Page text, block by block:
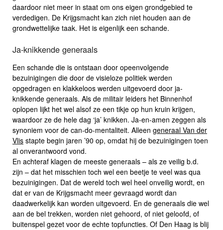
daardoor niet meer in staat om ons eigen grondgebied te
verdedigen. De Krijgsmacht kan zich niet houden aan de
grondwettelijke taak. Het is eigenlijk een schande.
Ja-knikkende generaals
Een schande die is ontstaan door opeenvolgende
bezuinigingen die door de visieloze politiek werden
opgedragen en klakkeloos werden uitgevoerd door ja-
knikkende generaals. Als de militair leiders het Binnenhof
oplopen lijkt het wel alsof ze een tikje op hun kruin krijgen,
waardoor ze de hele dag ‘ja’ knikken. Ja-en-amen zeggen als
synoniem voor de can-do-mentaliteit. Alleen generaal Van der
Vlis stapte begin jaren ’90 op, omdat hij de bezuinigingen toen
al onverantwoord vond.
En achteraf klagen de meeste generaals – als ze veilig b.d.
zijn – dat het misschien toch wel een beetje te veel was qua
bezuinigingen. Dat de wereld toch wel heel onveilig wordt, en
dat er van de Krijgsmacht meer gevraagd wordt dan
daadwerkelijk kan worden uitgevoerd. En de generaals die wel
aan de bel trekken, worden niet gehoord, of niet geloofd, of
buitenspel gezet voor de echte topfuncties. Of Den Haag is blij